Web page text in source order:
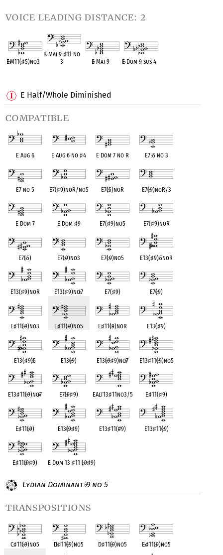
E Half/Whole Diminished
compatible
E Aug 6 E Aug 6 no♯4 E Dom 7 no R E7♭5 no 3
E7 no 5 E7(♯9)noR/no5 E7(♭5)noR E7(♭9)noR/3
E Dom 7 E Dom ♯9 E7(♯9)no5 E7(♯9)noR
E7(♭5) E7(♭9)no3 E7(♭9)no5 E13(♯9)♭5noR
E13(♯9)noR E13(♯9)no♭7 E7(♯9) E7(♭9)
E♯11(♭9)no3 E♯11(♭9)no5 E♯11(♭9)noR E13(♯9)
E13(♯9)♭5 E13(♭9) E13(♭9♯9)no♭7 E13♯11(♭9)no5
E13♯11(♭9)no♭7 E7(♭9♯9) EAlt13♯11no3/5 E♯11(♯9)
E♯11(♭9) E13(♭9♯9) E13♯11(#9) E13♯11(♭9)
E♯11(♭9♯9) E Dom 13♯11 (♭9♯9)
Lydian Dominant♭9 no 5
transpositions
C♯11(♭9)no5 D♭♯11(♭9)no5 D♯11(♭9)no5 E♭♯11(♭9)no5
voice leading distance: 2
E♭M11(♯5)no3
E♭Maj 9♯11 no
3
E♭Maj 9 E♭Dom 9 sus 4